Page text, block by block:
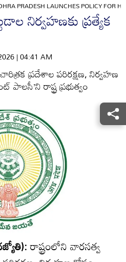
PRADESH LAUNCHES POLICY FOR
నిర్వహణకు ప్రత్యేక
| 04:41 AM
ప్రదేశాల పరిరక్షణ, నిర్వహణ
రాష్ట్ర ప్రభుత్వం
రాష్ట్రంలోని వారసత్వ